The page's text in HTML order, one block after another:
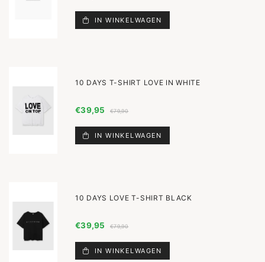
IN WINKELWAGEN
10 DAYS T-SHIRT LOVE IN WHITE
€39,95 €79,90
IN WINKELWAGEN
10 DAYS LOVE T-SHIRT BLACK
€39,95 €79,90
IN WINKELWAGEN